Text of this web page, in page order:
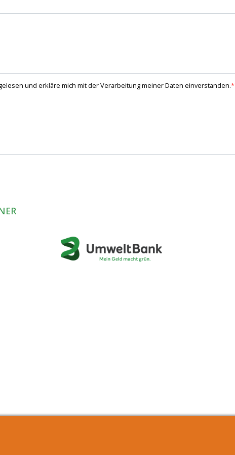
und erkläre mich mit der Verarbeitung meiner Daten einverstanden.*